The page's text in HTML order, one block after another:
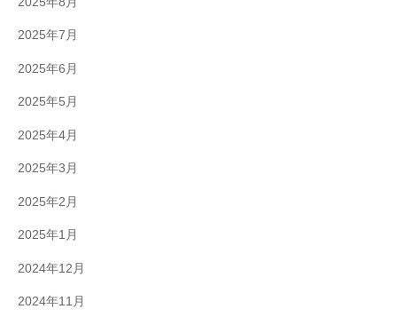
2025年7月
2025年6月
2025年5月
2025年4月
2025年3月
2025年2月
2025年1月
2024年12月
2024年11月